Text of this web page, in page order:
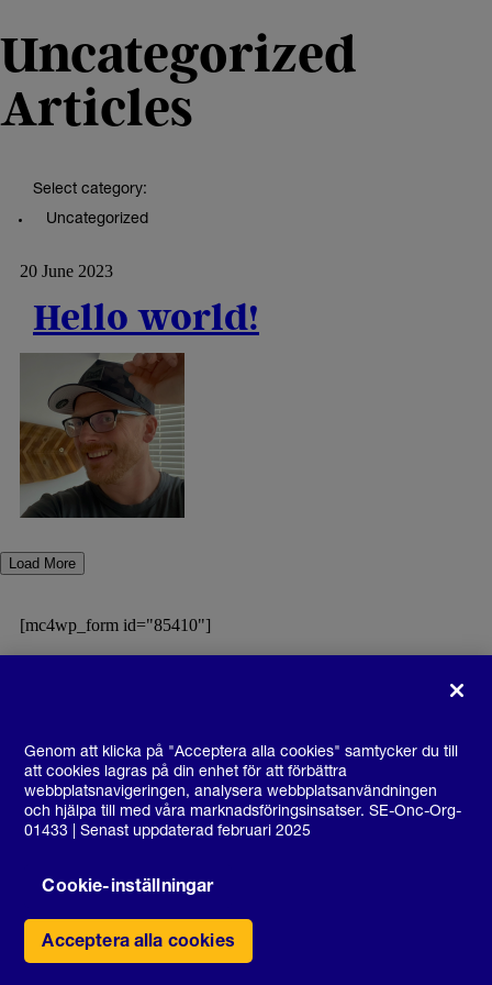
Uncategorized
Articles
Select category:
Uncategorized
20 June 2023
Hello world!
Load More
[mc4wp_form id="85410"]
Genom att klicka på "Acceptera alla cookies" samtycker du till
att cookies lagras på din enhet för att förbättra
webbplatsnavigeringen, analysera webbplatsanvändningen
och hjälpa till med våra marknadsföringsinsatser. SE-Onc-Org-
01433 | Senast uppdaterad februari 2025
Cookie-inställningar
Acceptera alla cookies